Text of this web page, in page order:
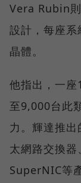
Vera Rubin
設計，每座
晶體。
他指出，一
至9,000台此
力。輝達推
太網路交換
SuperNIC等